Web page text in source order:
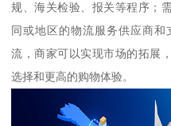
规、海关检验、报关等程序；
同或地区的物流服务供应商
流，商家可以实现市场的拓展
选择和更高的购物体验。